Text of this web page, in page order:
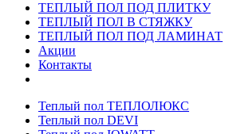
ТЕПЛЫЙ ПОЛ ПОД ПЛИТКУ
ТЕПЛЫЙ ПОЛ В СТЯЖКУ
ТЕПЛЫЙ ПОЛ ПОД ЛАМИНАТ
Акции
Контакты
Теплый пол ТЕПЛОЛЮКС
Теплый пол DEVI